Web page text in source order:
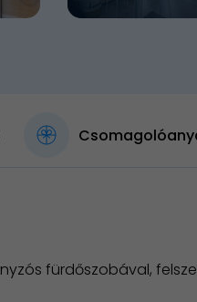
fürdőszobával,